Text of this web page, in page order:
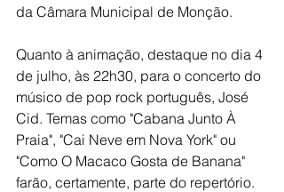
da Câmara Municipal de Monção.
Quanto à animação, destaque no dia 4
de julho, às 22h30, para o concerto do
músico de pop rock português, José
Cid. Temas como "Cabana Junto À
Praia", "Cai Neve em Nova York" ou
"Como O Macaco Gosta de Banana"
farão, certamente, parte do repertório.